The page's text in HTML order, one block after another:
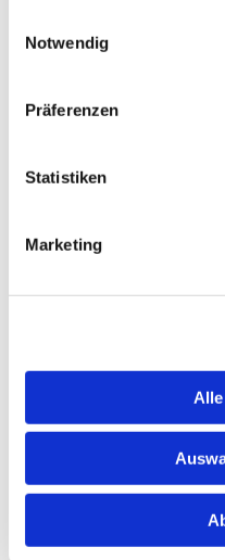
Notwendig
Präferenzen
Statistiken
Marketing
30.000 Impressionen
„Switch In XXL" TV
3 Monate Standard-
Regionales Targeting
inklusive
TV